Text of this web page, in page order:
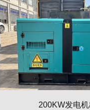
200KW发电机